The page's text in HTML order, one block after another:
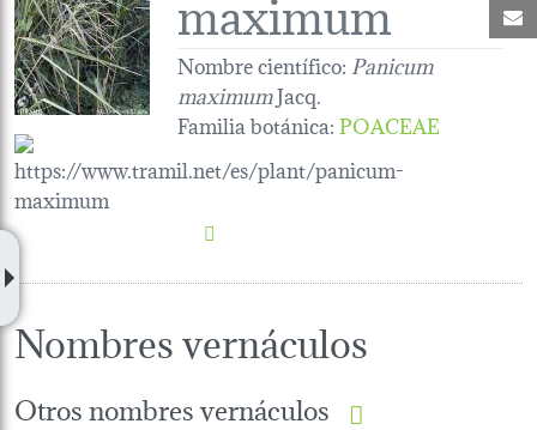
Nombre científico: Panicum
maximumJacq.
Familia botánica:POACEAE
Nombres vernáculos
Otros nombres vernáculos